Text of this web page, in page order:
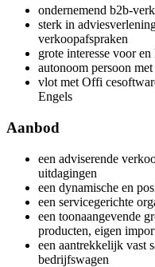
ondernemend b2b-
sterk in
verkoopafspraken
grote interesse voor
autonoom persoon
vlot met Offi
Engels
Aanbod
een adviserende
uitdagingen
een dynamische en
een servicegerichte
een toonaangevende
producten, eigen
een aantrekkelijk vast
bedrijfswagen